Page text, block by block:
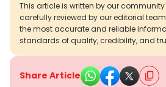
This article is written by our
carefully reviewed by our editorial
the most accurate and reliable
standards of quality, credibility, and
Share Article